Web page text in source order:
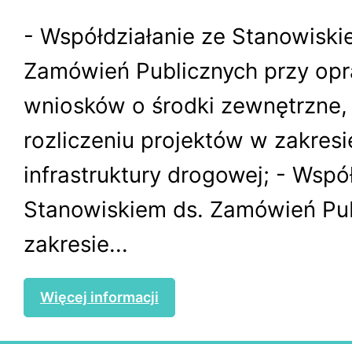
- Współdziałanie ze
Zamówień Publicznych przy
wniosków o środki
rozliczeniu projektów w
infrastruktury drogowej; -
Stanowiskiem ds. Zamówień
zakresie...
Więcej informacji